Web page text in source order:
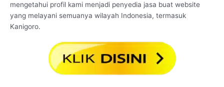
mengetahui profil kami menjadi penyedia jasa buat website
yang melayani semuanya wilayah Indonesia, termasuk
Kanigoro.